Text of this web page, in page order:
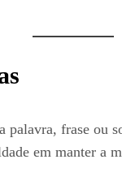
frase ou
em manter a